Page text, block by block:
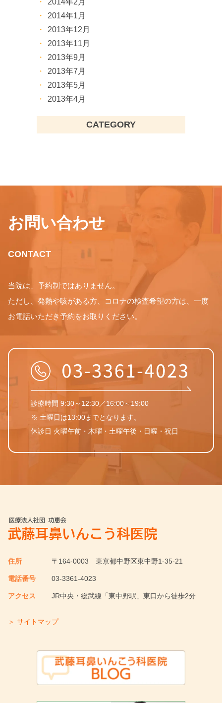
2014年2月
2014年1月
2013年12月
2013年11月
2013年9月
2013年7月
2013年5月
2013年4月
CATEGORY
お問い合わせ
CONTACT
当院は、予約制ではありません。
ただし、発熱や咳がある方、コロナの検査希望の方は、一度
お電話いただき予約をお取りください。
診療時間 9:30～12:30／16:00～19:00
※ 土曜日は13:00までとなります。
休診日 火曜午前・木曜・土曜午後・日曜・祝日
住所 〒164-0003 東京都中野区東中野1-35-21
電話番号 03-3361-4023
アクセス JR中央・総武線「東中野駅」東口から徒歩2分
＞ サイトマップ